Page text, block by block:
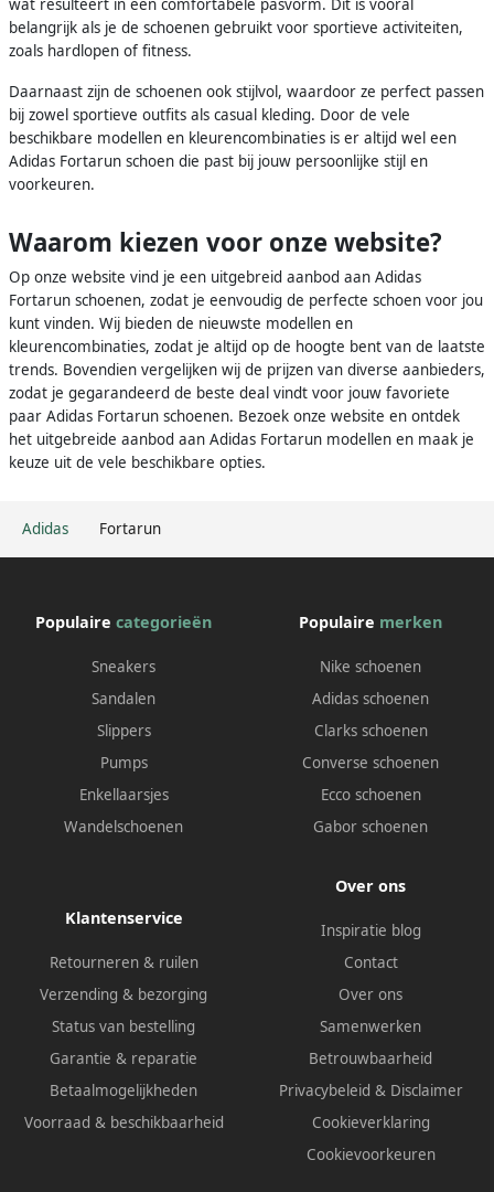
Adidas Fortarun
wat resulteert in een comfortabele pasvorm. Dit is vooral
belangrijk als je de schoenen gebruikt voor sportieve activiteiten,
zoals hardlopen of fitness.
Daarnaast zijn de schoenen ook stijlvol, waardoor ze perfect passen
bij zowel sportieve outfits als casual kleding. Door de vele
beschikbare modellen en kleurencombinaties is er altijd wel een
Adidas Fortarun schoen die past bij jouw persoonlijke stijl en
voorkeuren.
Waarom kiezen voor onze website?
Op onze website vind je een uitgebreid aanbod aan Adidas
Fortarun schoenen, zodat je eenvoudig de perfecte schoen voor jou
kunt vinden. Wij bieden de nieuwste modellen en
kleurencombinaties, zodat je altijd op de hoogte bent van de laatste
trends. Bovendien vergelijken wij de prijzen van diverse aanbieders,
zodat je gegarandeerd de beste deal vindt voor jouw favoriete
paar Adidas Fortarun schoenen. Bezoek onze website en ontdek
het uitgebreide aanbod aan Adidas Fortarun modellen en maak je
keuze uit de vele beschikbare opties.
Populaire categorieën
Sneakers
Sandalen
Slippers
Pumps
Enkellaarsjes
Wandelschoenen
Populaire merken
Nike schoenen
Adidas schoenen
Clarks schoenen
Converse schoenen
Ecco schoenen
Gabor schoenen
Klantenservice
Retourneren & ruilen
Verzending & bezorging
Status van bestelling
Garantie & reparatie
Betaalmogelijkheden
Voorraad & beschikbaarheid
Over ons
Inspiratie blog
Contact
Over ons
Samenwerken
Betrouwbaarheid
Privacybeleid & Disclaimer
Cookieverklaring
Cookievoorkeuren